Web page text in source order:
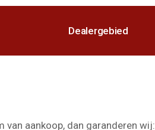
Dealergebied
aankoop, dan garanderen wij: